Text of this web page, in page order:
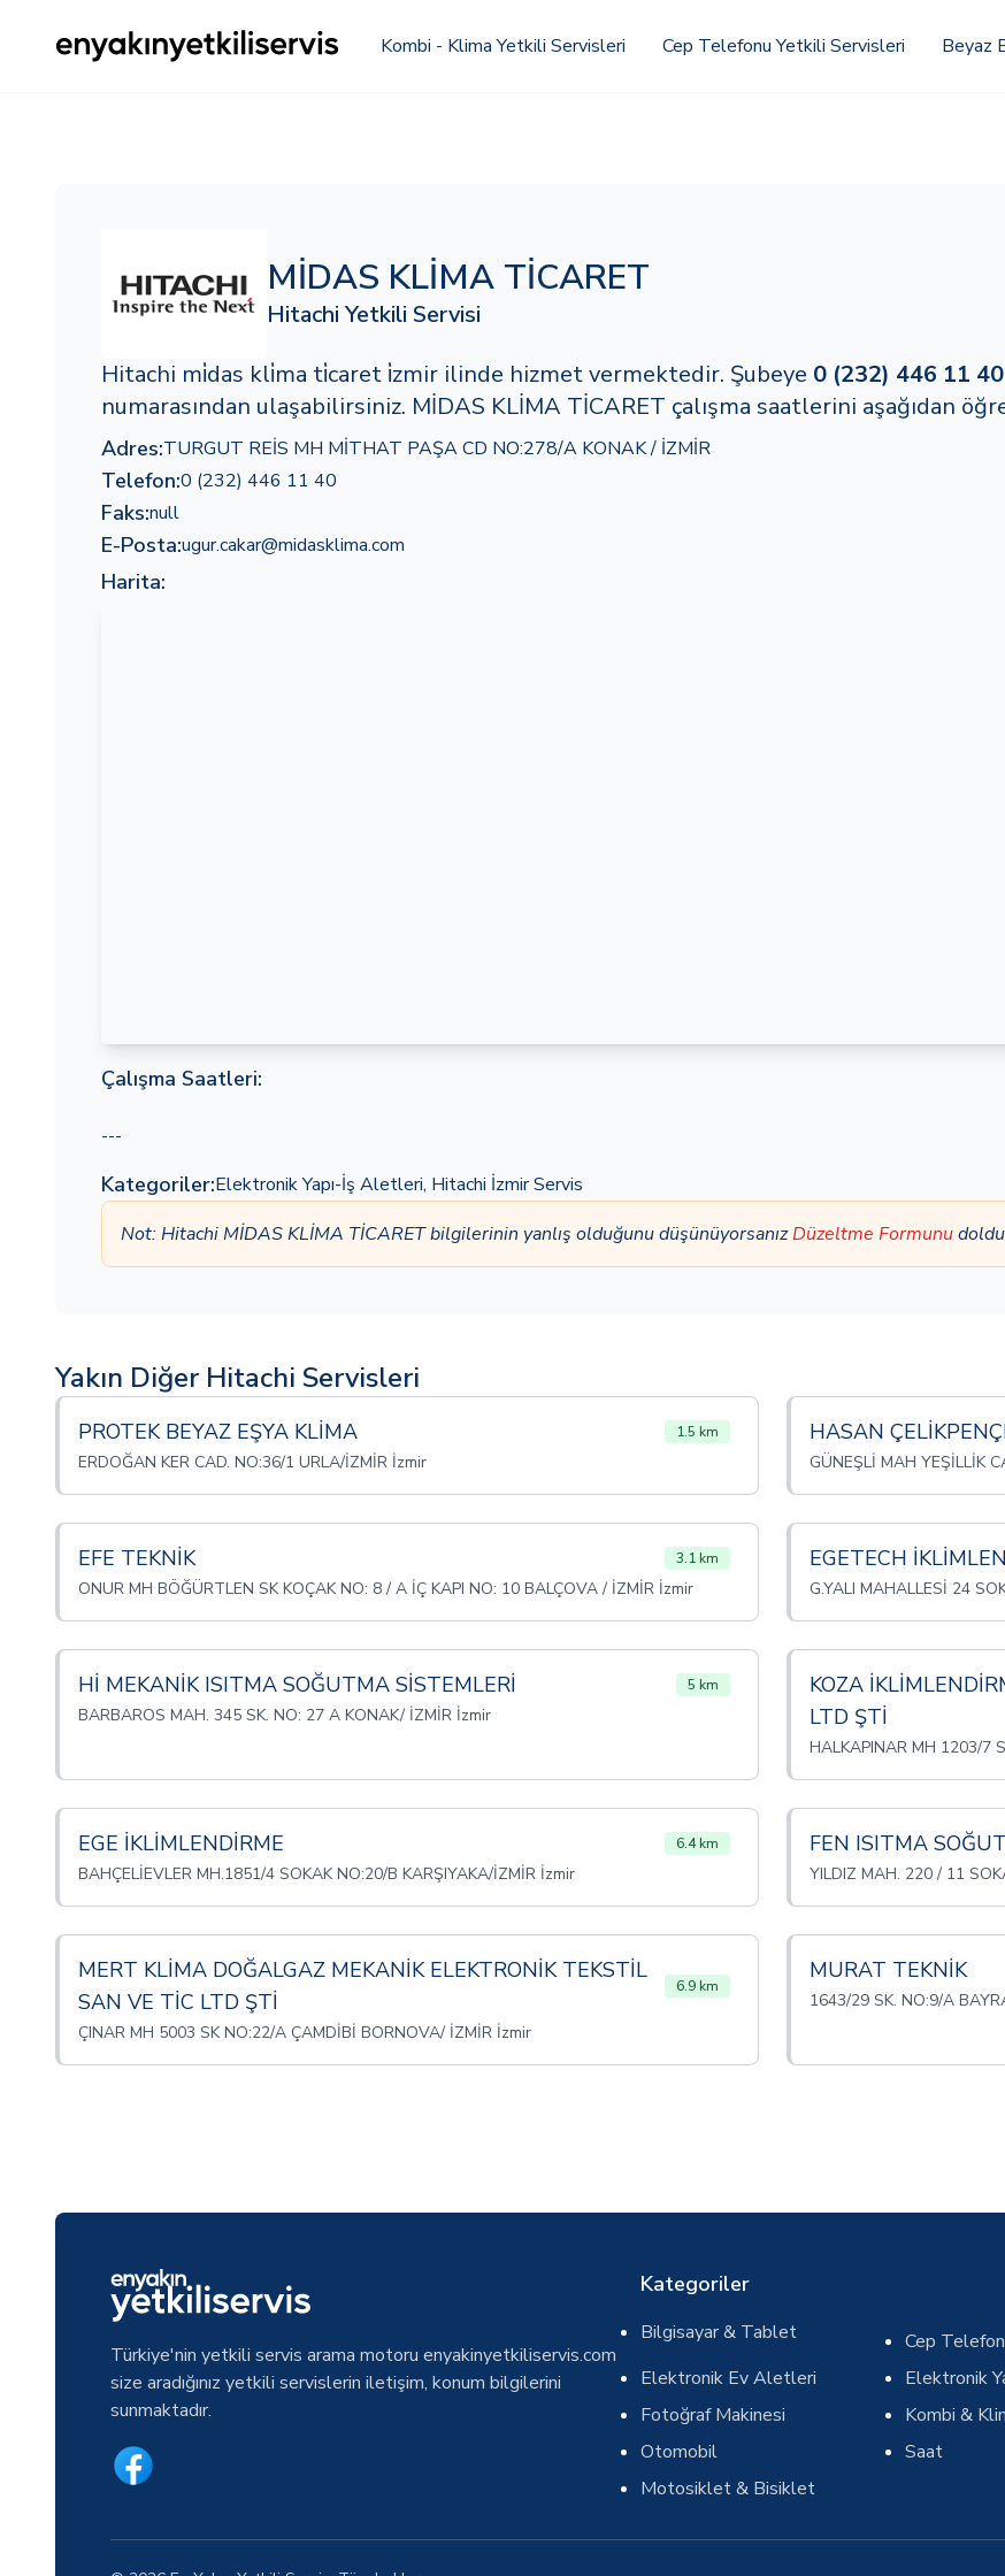
Kombi - Klima Yetkili Servisleri Cep Telefonu Yetkili Servisleri Beyaz
MİDAS KLİMA TİCARET
Hitachi Yetkili Servisi
Hitachi mi̇das kli̇ma ti̇caret i̇zmir ilinde hizmet vermektedir. Şubeye 0 (232) 446 11 40
numarasından ulaşabilirsiniz. MİDAS KLİMA TİCARET çalışma saatlerini aşağıdan
Adres:TURGUT REİS MH MİTHAT PAŞA CD NO:278/A KONAK / İZMİR
Telefon:0 (232) 446 11 40
Faks:null
E-Posta:ugur.cakar@midasklima.com
Harita:
Çalışma Saatleri:
---
Kategoriler:Elektronik Yapı-İş Aletleri, Hitachi İzmir Servis
Not: Hitachi MİDAS KLİMA TİCARET bilgilerinin yanlış olduğunu düşünüyorsanızDüzeltme Formunu
Yakın Diğer Hitachi Servisleri
PROTEK BEYAZ EŞYA KLİMA 1.5 km
ERDOĞAN KER CAD. NO:36/1 URLA/İZMİR İzmir
HASAN
GÜNEŞLİ MAH YEŞİLLİK
EFE TEKNİK 3.1 km
ONUR MH BÖĞÜRTLEN SK KOÇAK NO: 8 / A İÇ KAPI NO: 10 BALÇOVA / İZMİR İzmir
EGETECH
G.YALI MAHALLESİ 24
Hİ MEKANİK ISITMA SOĞUTMA SİSTEMLERİ 5 km
BARBAROS MAH. 345 SK. NO: 27 A KONAK/ İZMİR İzmir
KOZA
LTD ŞTİ
HALKAPINAR MH 1203/7
EGE İKLİMLENDİRME 6.4 km
BAHÇELİEVLER MH.1851/4 SOKAK NO:20/B KARŞIYAKA/İZMİR İzmir
FEN ISITMA
YILDIZ MAH. 220 / 11
MERT KLİMA DOĞALGAZ MEKANİK ELEKTRONİK TEKSTİL
SAN VE TİC LTD ŞTİ
6.9 km
ÇINAR MH 5003 SK NO:22/A ÇAMDİBİ BORNOVA/ İZMİR İzmir
MURAT TEKNİK
1643/29 SK. NO:9/A
Türkiye'nin yetkili servis arama motoru enyakinyetkiliservis.com
size aradığınız yetkili servislerin iletişim, konum bilgilerini
sunmaktadır.
Kategoriler
Bilgisayar & Tablet
Cep
Elektronik Ev Aletleri
Elektronik
Fotoğraf Makinesi
Kombi &
Otomobil
Saat
Motosiklet & Bisiklet